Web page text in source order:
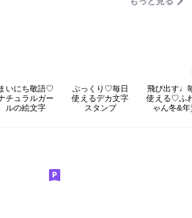
まいにち敬語♡
チュラルガー
ルの絵文字
ぷっくり♡毎日
使えるデカ文字
スタンプ
飛び出す♩
使える♡ふ
ゃん冬&年